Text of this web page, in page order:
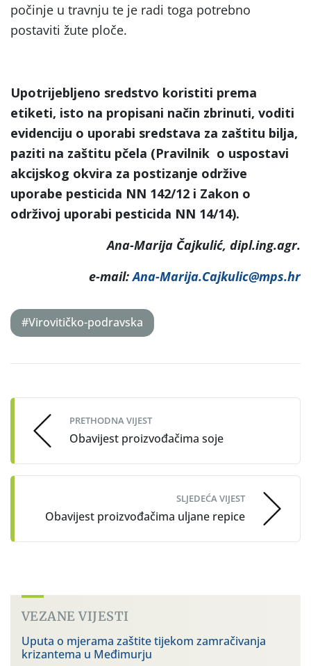
počinje u travnju te je radi toga potrebno
postaviti žute ploče.
Upotrijebljeno sredstvo koristiti prema
etiketi, isto na propisani način zbrinuti, voditi
evidenciju o uporabi sredstava za zaštitu bilja,
paziti na zaštitu pčela (Pravilnik o uspostavi
akcijskog okvira za postizanje održive
uporabe pesticida NN 142/12 i Zakon o
održivoj uporabi pesticida NN 14/14).
Ana-Marija Čajkulić, dipl.ing.agr.
e-mail:Ana-Marija.Cajkulic@mps.hr
#Virovitičko-podravska
navigation
PRETHODNA VIJEST
Obavijest proizvođačima soje
SLJEDEĆA VIJEST
Obavijest proizvođačima uljane repice
VEZANE VIJESTI
Uputa o mjerama zaštite tijekom zamračivanja
krizantema u Međimurju